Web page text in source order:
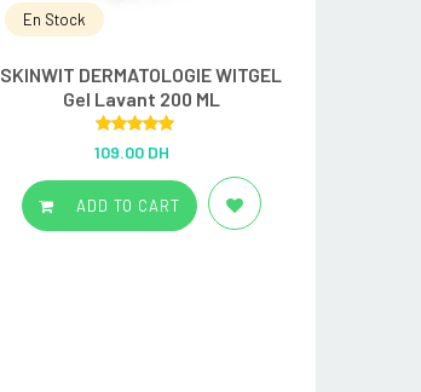
En Stock
SKINWIT DERMATOLOGIE WITGEL
Gel Lavant 200 ML
Rated 5.00
out of 5
109.00 DH
ADD TO CART